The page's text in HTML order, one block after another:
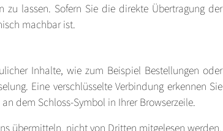
lassen. Sofern Sie die direkte Übertragung der
machbar ist.
Inhalte, wie zum Beispiel Bestellungen oder
Eine verschlüsselte Verbindung erkennen Sie
dem Schloss-Symbol in Ihrer Browserzeile.
übermitteln, nicht von Dritten mitgelesen werden.